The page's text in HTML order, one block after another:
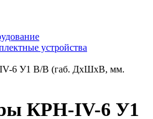
устройства
6 У1 В/В (габ. ДхШхВ, мм.
КРН-IV-6 У1